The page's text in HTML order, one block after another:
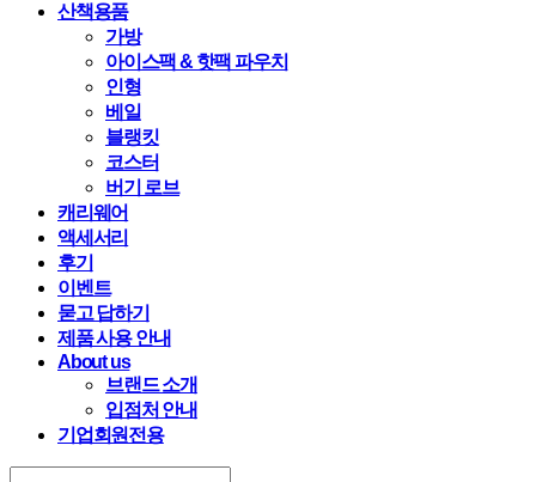
산책용품
가방
아이스팩 & 핫팩 파우치
인형
베일
블랭킷
코스터
버기 로브
캐리웨어
액세서리
후기
이벤트
묻고 답하기
제품 사용 안내
About us
브랜드 소개
입점처 안내
기업회원전용